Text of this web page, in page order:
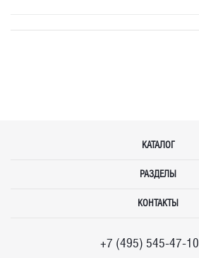
КАТАЛОГ
РАЗДЕЛЫ
КОНТАКТЫ
+7 (495) 545-47-10